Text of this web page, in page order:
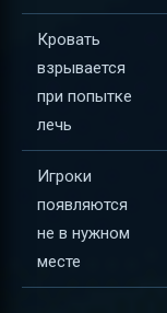
Кровать
взрывается
при попытке
лечь
Игроки
появляются
не в нужном
месте